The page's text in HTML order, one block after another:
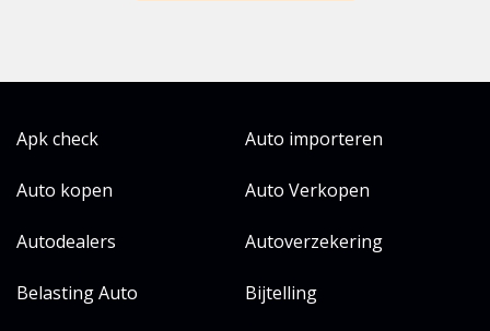
Apk check Auto importeren
Auto kopen Auto Verkopen
Autodealers Autoverzekering
Belasting Auto Bijtelling